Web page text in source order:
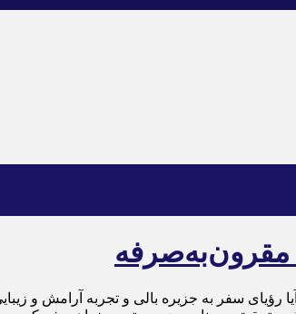
مقرون‌به‌صرفه
سفر به جزیره بالی و تجربه آرامش و